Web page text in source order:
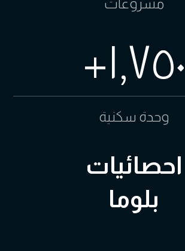
مشروعات
١,٧٥٠+
وحدة سكنية
احصائيات
بلوما